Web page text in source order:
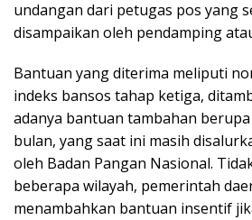
undangan dari petugas pos yang
disampaikan oleh pendamping
Bantuan yang diterima meliputi
indeks bansos tahap ketiga,
adanya bantuan tambahan
bulan, yang saat ini masih
oleh Badan Pangan Nasional.
beberapa wilayah, pemerintah
menambahkan bantuan insentif